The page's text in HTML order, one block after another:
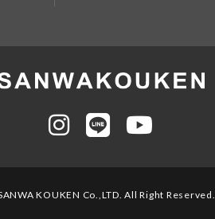
KOUKEN Co.,LTD. All Right Reserved.